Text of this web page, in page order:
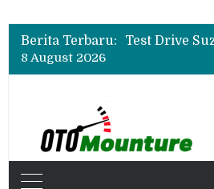
Berita Terbaru:
8 August 2026